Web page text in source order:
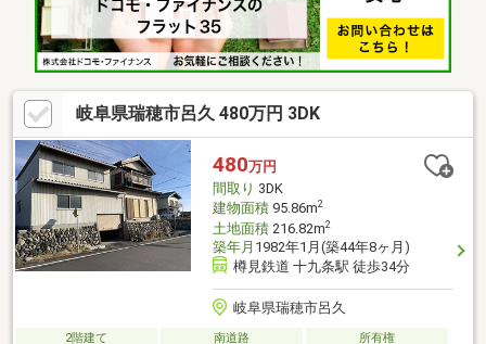
岐阜県瑞穂市呂久 480万円 3DK
480万円
間取り 3DK
建物面積95.86m2
土地面積216.82m2
築年月 1982年1月(築44年8ヶ月)
樽見鉄道 十九条駅 徒歩34分
岐阜県瑞穂市呂久
2階建て 南道路 所有権